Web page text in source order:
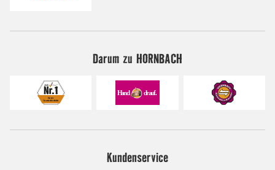
Darum zu HORNBACH
Kundenservice